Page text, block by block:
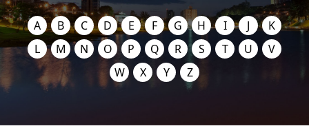
A B C D E F G H I J
K
L
M N O P Q R S T U
V
W
X Y Z